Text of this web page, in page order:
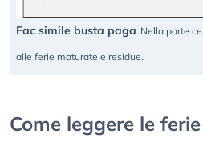
Fac simile busta paga Nella parte
alle ferie maturate e residue.
Come leggere le